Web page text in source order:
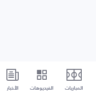
المباريات الفيديوهات الأخبار